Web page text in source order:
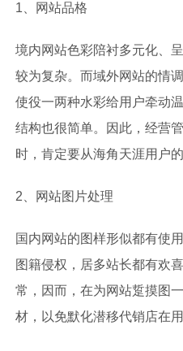
1、网站品格
境内网站色彩陪衬多元化、
较为复杂。而域外网站的情
使役一两种水彩给用户牵动
结构也很简单。因此，经营
时，肯定要从海角天涯用户的
2、网站图片处理
国内网站的图样形似都有使
图籍侵权，居多站长都有欢
常，因而，在为网站踅摸图
材，以免默化潜移代销店在